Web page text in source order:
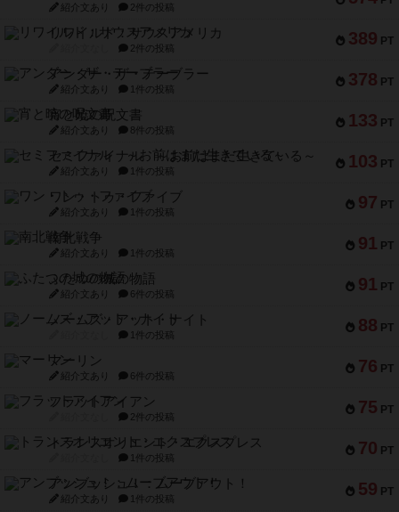
紹介文あり 2件の投稿
389 PT
リワイルド：サウスアメリカ
2件の投稿
378 PT
アンダー・ザ・テーブラー
紹介文あり 1件の投稿
133 PT
宵と暁の呪文書
紹介文あり 8件の投稿
103 PT
セミファイナル ～お前はまだ生きている～
紹介文あり 1件の投稿
97 PT
ワン・トゥ・ファイブ
紹介文あり 1件の投稿
91 PT
南北戦争
紹介文あり 1件の投稿
91 PT
ふたつの城の物語
紹介文あり 6件の投稿
88 PT
ノームズ・アット・ナイト
1件の投稿
76 PT
マーリン
紹介文あり 6件の投稿
75 PT
フラットアイアン
2件の投稿
70 PT
トランスオリエント・エクスプレス
1件の投稿
59 PT
アンブッシュ！：ムーブアウト！
紹介文あり 1件の投稿